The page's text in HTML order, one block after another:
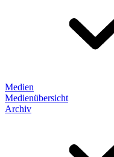
Medien
Medienübersicht
Archiv